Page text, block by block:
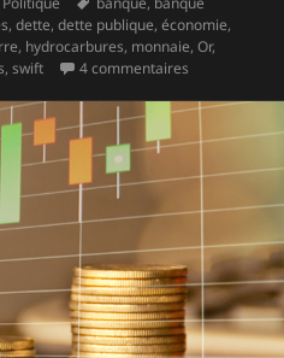
clés
,dette,dette publique,économie,
, hydrocarbures, monnaie,Or,
,swift 4 commentaires